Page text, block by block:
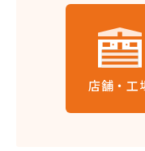
店舗・工